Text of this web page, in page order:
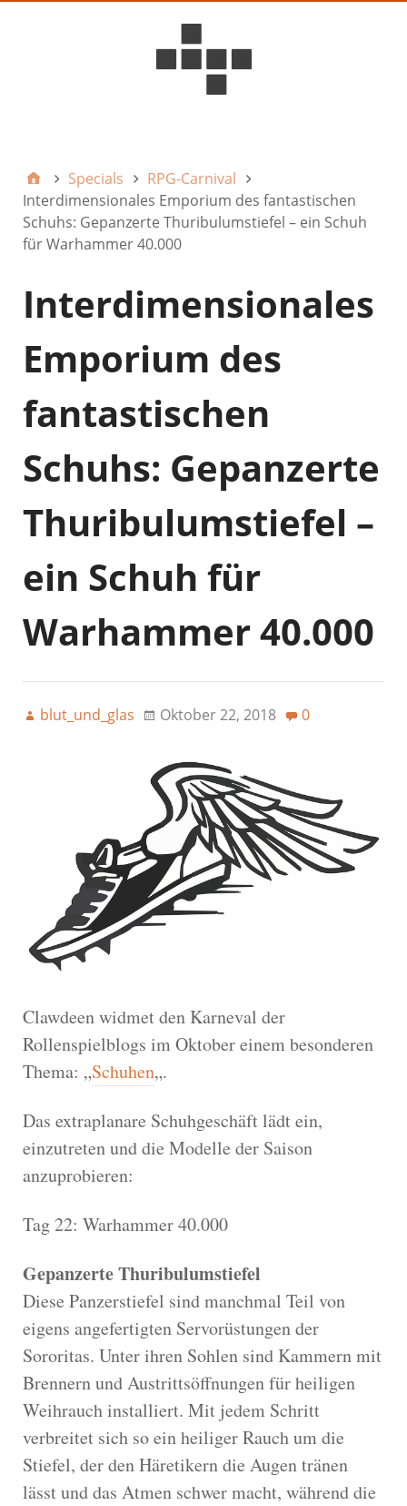
Specials
RPG-Carnival
Interdimensionales Emporium des fantastischen
Schuhs: Gepanzerte Thuribulumstiefel – ein Schuh
für Warhammer 40.000
Interdimensionales
Emporium des
fantastischen
Schuhs: Gepanzerte
Thuribulumstiefel –
ein Schuh für
Warhammer 40.000
blut_und_glas Oktober 22, 2018 0
Clawdeen widmet den Karneval der
Rollenspielblogs im Oktober einem besonderen
Thema: „Schuhen„.
Das extraplanare Schuhgeschäft lädt ein,
einzutreten und die Modelle der Saison
anzuprobieren:
Tag 22: Warhammer 40.000
Gepanzerte Thuribulumstiefel
Diese Panzerstiefel sind manchmal Teil von
eigens angefertigten Servorüstungen der
Sororitas. Unter ihren Sohlen sind Kammern mit
Brennern und Austrittsöffnungen für heiligen
Weihrauch installiert. Mit jedem Schritt
verbreitet sich so ein heiliger Rauch um die
Stiefel, der den Häretikern die Augen tränen
lässt und das Atmen schwer macht, während die